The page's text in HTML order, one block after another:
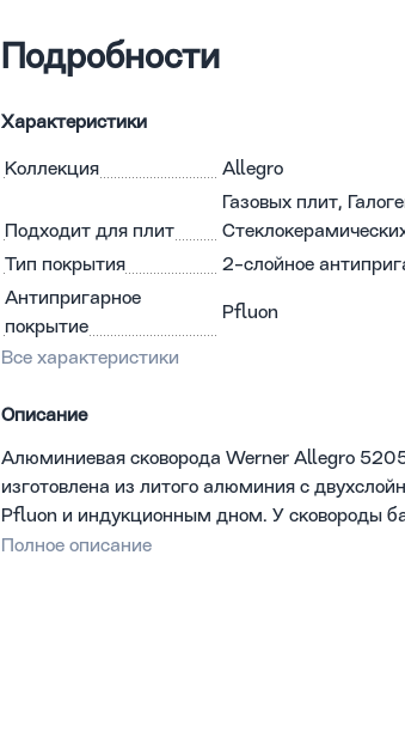
Подробности
Характеристики
Коллекция Allegro
Подходит для плит
Газовых плит,
Тип покрытия
2-слойное
Антипригарное
покрытие
Pfluon
Все характеристики
Описание
Алюминиевая сковорода Werner Allegro
изготовлена из литого алюминия с
Pfluon и индукционным дном. У сковороды
Touch. Корпус пыльно-зеленого цвета.
Полное описание